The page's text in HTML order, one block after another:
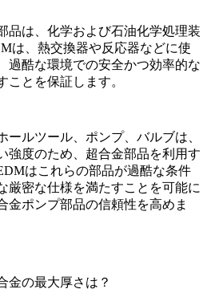
品は、 化学および石油化学処理装
は、熱交換器や反応器などに使
過酷な環境での安全かつ効率的な
ことを保証します。
ールツール、ポンプ、バルブは、
強度のため、超合金部品を利用す
はこれらの部品が過酷な条件
厳密な仕様を満たすことを可能に
金ポンプ部品の信頼性を高めま
金の最大厚さは？